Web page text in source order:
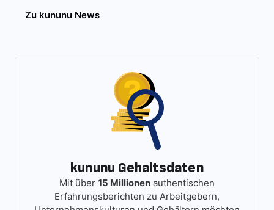
Zu kununu News
kununu Gehaltsdaten
Mit über 15 Millionen authentischen
Erfahrungsberichten zu Arbeitgebern,